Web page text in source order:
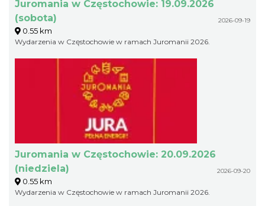
Juromania w Częstochowie: 19.09.2026
(sobota)
2026-09-19
0.55 km
Wydarzenia w Częstochowie w ramach Juromanii 2026.
Juromania w Częstochowie: 20.09.2026
(niedziela)
2026-09-20
0.55 km
Wydarzenia w Częstochowie w ramach Juromanii 2026.